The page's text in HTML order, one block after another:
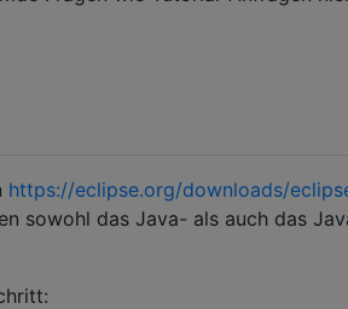
https://eclipse.org/downloads/
sowohl das Java- als auch das